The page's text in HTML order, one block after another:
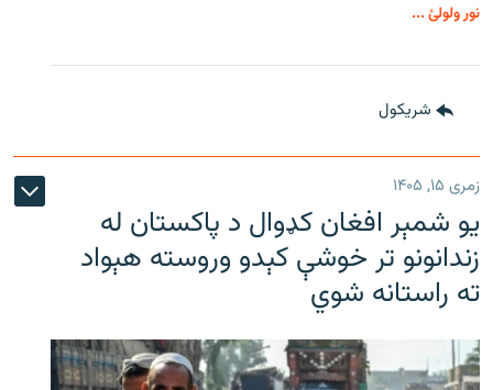
نور ولولئ ...
شريکول
زمری ۱۵, ۱۴۰۵
یو شمېر افغان کډوال د پاکستان له
زندانونو تر خوشې کېدو وروسته هېواد
ته راستانه شوي